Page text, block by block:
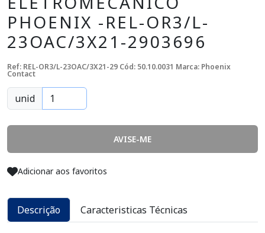
PHOENIX -REL-OR3/L-
23OAC/3X21-2903696
Ref: REL-OR3/L-23OAC/3X21-29 Cód: 50.10.0031 Marca: Phoenix
Contact
unid
AVISE-ME
Adicionar aos favoritos
Descrição Caracteristicas Técnicas